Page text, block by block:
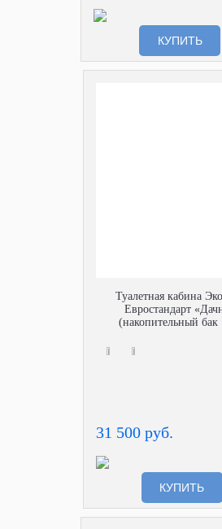
КУПИТЬ
Туалетная кабина
Евростандарт
(накопительный бак
31 500 руб.
КУПИТЬ